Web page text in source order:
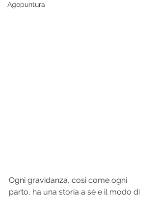
Agopuntura
Ogni gravidanza, così come ogni
parto, ha una storia a sé e il modo di